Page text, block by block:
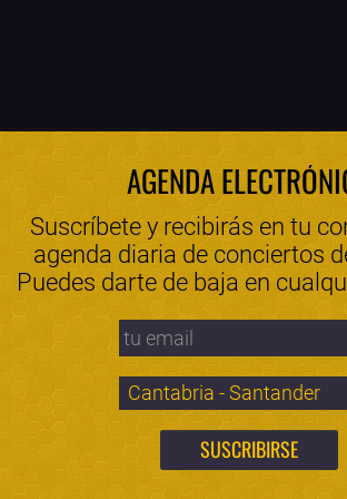
AGENDA
Suscríbete y recibirás en tu
agenda diaria de conciertos
Puedes darte de baja en